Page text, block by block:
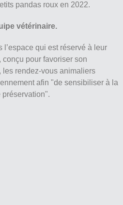
pandas roux en 2022.
vétérinaire.
qui est réservé à leur
pour favoriser son
les rendez-vous animaliers
afin "de sensibiliser à la